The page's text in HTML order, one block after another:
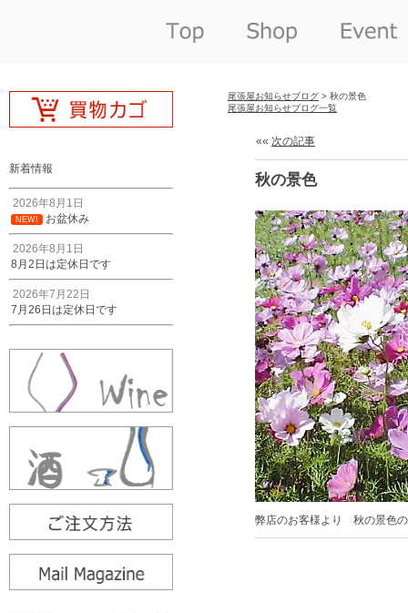
新着情報
2026年8月1日
NEW! お盆休み
2026年8月1日
8月2日は定休日です
2026年7月22日
7月26日は定休日です
尾張屋お知らせブログ > 秋の景色
尾張屋お知らせブログ一覧
«« 次の記事
秋の景色
弊店のお客様より 秋の景色